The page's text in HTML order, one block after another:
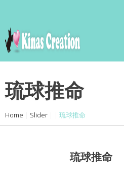
content
琉球推命
Home Slider 琉球推命
琉球推命